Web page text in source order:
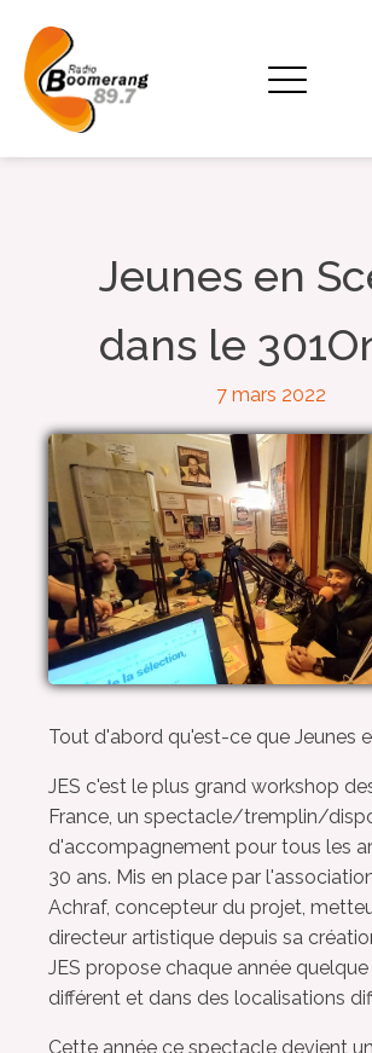
Jeunes en
dans le
7 mars 2022
Tout d'abord qu'est-ce que Jeunes
JES c'est le plus grand workshop
France, un spectacle/tremplin/
d'accompagnement pour tous les
30 ans. Mis en place par
Achraf, concepteur du projet,
directeur artistique depuis sa
JES propose chaque année
différent et dans des localisations
Cette année ce spectacle devient